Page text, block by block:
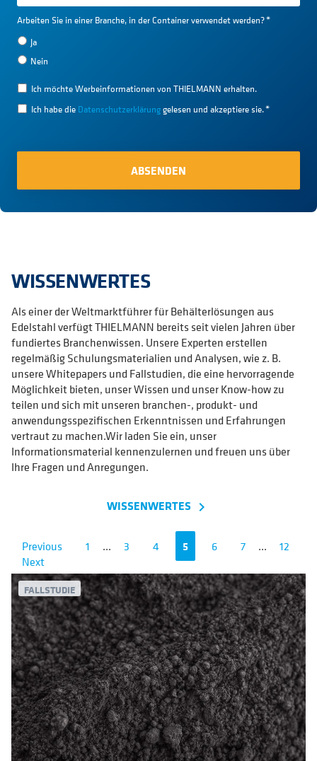
Arbeiten Sie in einer Branche, in der Container verwendet werden?*
Ja
Nein
Ich möchte Werbeinformationen von THIELMANN erhalten.
Ich habe die Datenschutzerklärunggelesen und akzeptiere sie.*
WISSENWERTES
Als einer der Weltmarktführer für Behälterlösungen aus
Edelstahl verfügt THIELMANN bereits seit vielen Jahren über
fundiertes Branchenwissen. Unsere Experten erstellen
regelmäßig Schulungsmaterialien und Analysen, wie z. B.
unsere Whitepapers und Fallstudien, die eine hervorragende
Möglichkeit bieten, unser Wissen und unser Know-how zu
teilen und sich mit unseren branchen-, produkt- und
anwendungsspezifischen Erkenntnissen und Erfahrungen
vertraut zu machen.Wir laden Sie ein, unser
Informationsmaterial kennenzulernen und freuen uns über
Ihre Fragen und Anregungen.
WISSENWERTES navigate_next
Previous 1 ... 3 4 5 6 7 ...
12
Next
FALLSTUDIE